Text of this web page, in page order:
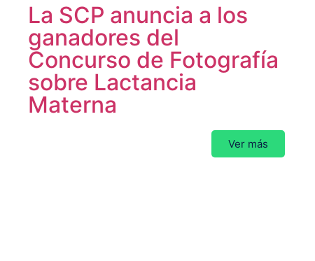
La SCP anuncia a los
ganadores del
Concurso de Fotografía
sobre Lactancia
Materna
Ver más